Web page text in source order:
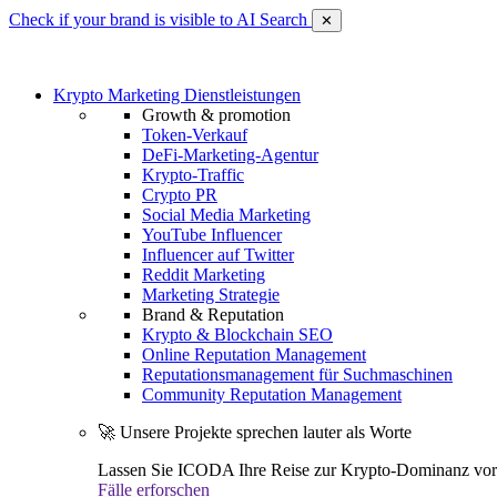
Check if your brand is visible to AI Search ✕
Krypto Marketing Dienstleistungen
Growth & promotion
Token-Verkauf
DeFi-Marketing-Agentur
Krypto-Traffic
Crypto PR
Social Media Marketing
YouTube Influencer
Influencer auf Twitter
Reddit Marketing
Marketing Strategie
Brand & Reputation
Krypto & Blockchain SEO
Online Reputation Management
Reputationsmanagement für Suchmaschinen
Community Reputation Management
🚀 Unsere Projekte sprechen lauter als Worte
Lassen Sie ICODA Ihre Reise zur Krypto-Dominanz
Fälle erforschen